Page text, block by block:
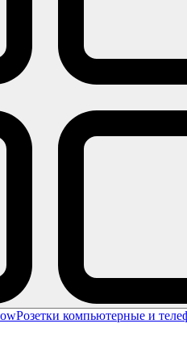
Розетки компьютерные и